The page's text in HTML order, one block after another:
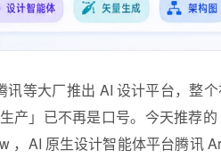
等大厂推出 AI 设计平台，整
产」已不再是口号。今天推荐
，AI 原生设计智能体平台腾讯